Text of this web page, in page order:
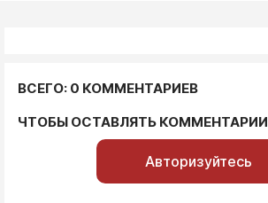
ВСЕГО: 0 КОММЕНТАРИЕВ
ЧТОБЫ ОСТАВЛЯТЬ КОММЕНТАРИИ
Авторизуйтесь